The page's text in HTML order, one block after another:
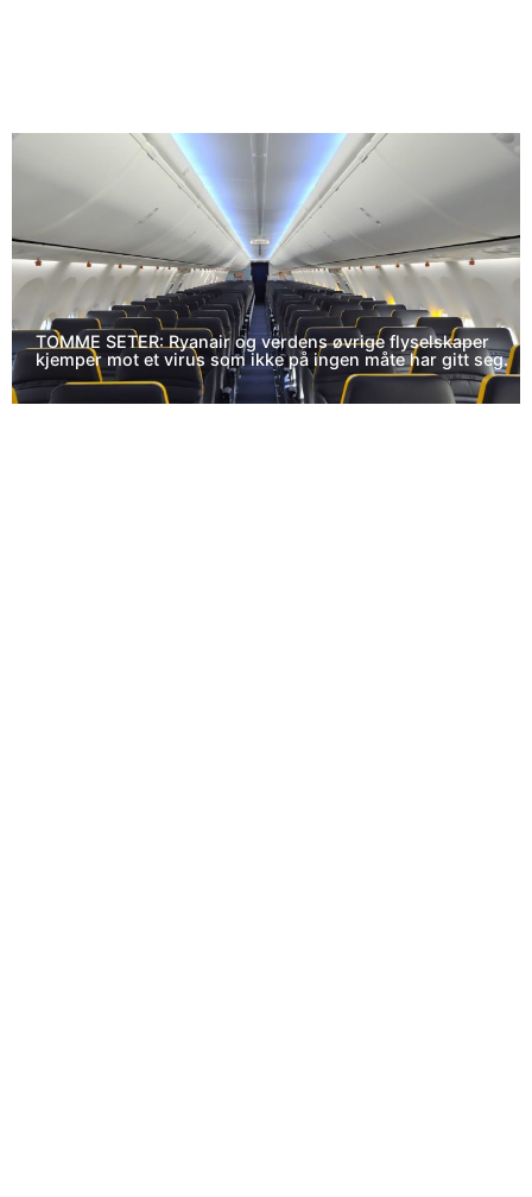
TOMME SETER: Ryanair og verdens øvrige flyselskaper
kjemper mot et virus som ikke på ingen måte har gitt seg.